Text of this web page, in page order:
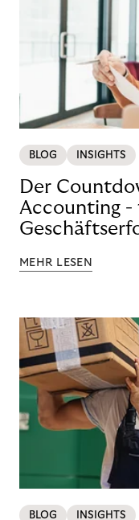
BLOG INSIGHTS
Der
Accounting -
MEHR LESEN
BLOG INSIGHTS